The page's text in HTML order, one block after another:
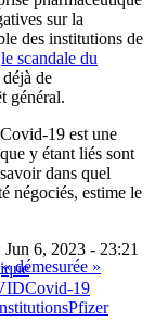
sur la
des institutions de
le scandale du
de
général.
19 est une
y étant liés sont
dans quel
négociés, estime le
démesurée »
6, 2023 - 23:21
Covid-19
Pfizer